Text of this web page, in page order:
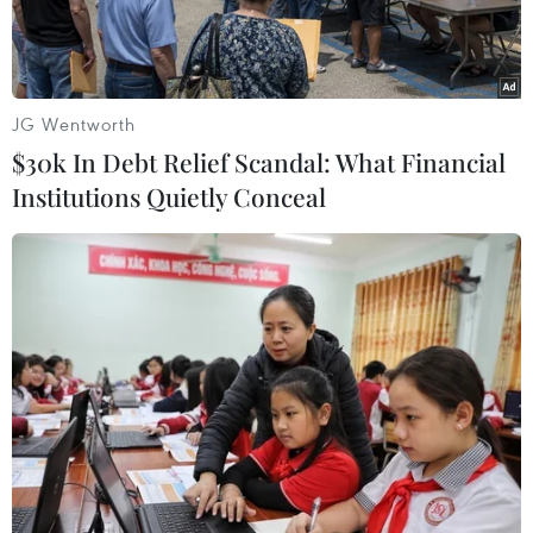
Người dân đeo khẩu trang phòng dịch COVID-19 tại Vientiane,
Lào, ngày 19/6/2021. (Nguồn: THX/TTXVN)
Theo phóng viên TTXVN tại Vientiane, Bộ Y tế
Lào ngày 29/6 cho biết trong 24 giờ qua, nước
này tiếp tục ghi nhận số ca mắc COVID-19 gia
tăng tại các tỉnh ngoài thủ đô Vientiane, đặc
JG Wentworth
$30k In Debt Relief Scandal: What Financial
Institutions Quietly Conceal